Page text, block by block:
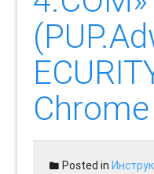
Chrome
Posted in